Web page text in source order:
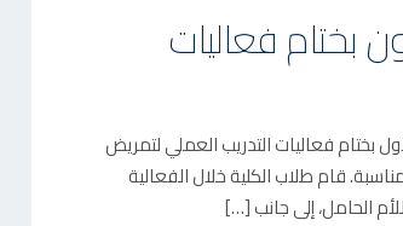
بختام فعاليات
بختام فعاليات التدريب العملي لتمريض
قام طلاب الكلية خلال الفعالية
الحامل، إلى جانب […]